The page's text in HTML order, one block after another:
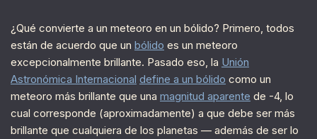
¿Qué convierte a un meteoro en un bólido? Primero, todos
están de acuerdo que un bólido es un meteoro
excepcionalmente brillante. Pasado eso, la Unión
Astronómica Internacional define a un bólido como un
meteoro más brillante que una magnitud aparente de -4, lo
cual corresponde (aproximadamente) a que debe ser más
brillante que cualquiera de los planetas — además de ser lo